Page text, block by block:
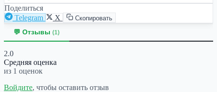
Поделиться
Telegram
X Скопировать
💬 Отзывы (1)
2.0
Средняя оценка
из 1 оценок
Войдите, чтобы оставить отзыв